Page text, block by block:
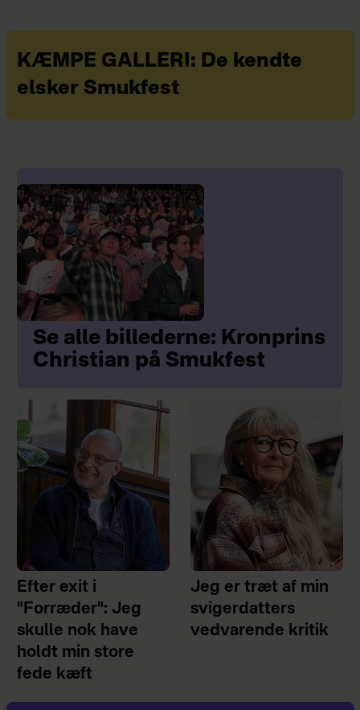
KÆMPE GALLERI: De kendte
elsker Smukfest
Se alle billederne: Kronprins
Christian på Smukfest
Efter exit i
"Forræder": Jeg
skulle nok have
holdt min store
fede kæft
Jeg er træt af min
svigerdatters
vedvarende kritik